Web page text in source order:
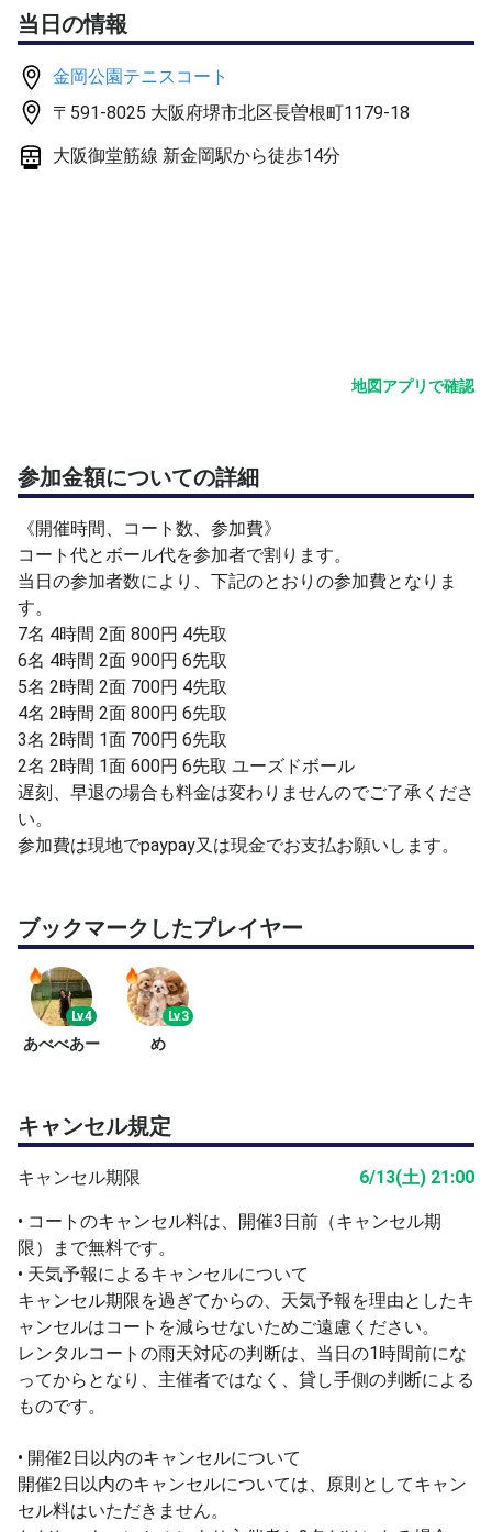
《開催時間・コート数・参加費》
コート代とボール代を参加者で割ります。
当日の参加者数により、下記のとおりの参加費となりま
す。
7名 4時間 2面 800円 4先取
・ショートラリー
・ロングラリー
・ボレーストローク
・サーブ＆リターン
《練習試合》
・試合ごとに4球までサーブリターン練習可能（任意）
・総当たり戦を実施（試合数は参加人数に応じて決定）
・試合結果は、勝者が総当たり表に記入し、まだ対戦して
いない相手と試合を進める
・主催者も試合に参加するため、試合進行は各自で行って
ください。
・主催者と2名だけでも開催します！ その場合、練習や試
合内容の希望があればご相談ください。
が、コート外ではお互いを尊重し、気持ちよくプレーでき
るようご協力ください。
・相手を見下したり、挑発的な行為、望まない指導やダメ
出しはトラブルの原因となるため禁止します。
・サーブ前にカウントのコールをお願いします。（カウン
トミス防止のため）
・体調が悪くなったら、無理せず申告してください。
い。
・コートの詳細は、承認時にお知らせします。
当日の情報
金岡公園テニスコート
〒591-8025 大阪府堺市北区長曽根町1179-18
大阪御堂筋線 新金岡駅から徒歩14分
地図アプリで確認
参加金額についての詳細
《開催時間、コート数、参加費》
コート代とボール代を参加者で割ります。
当日の参加者数により、下記のとおりの参加費となりま
す。
7名 4時間 2面 800円 4先取
6名 4時間 2面 900円 6先取
5名 2時間 2面 700円 4先取
4名 2時間 2面 800円 6先取
3名 2時間 1面 700円 6先取
2名 2時間 1面 600円 6先取 ユーズドボール
遅刻、早退の場合も料金は変わりませんのでご了承くださ
い。
参加費は現地でpaypay又は現金でお支払お願いします。
ブックマークしたプレイヤー
Lv.4
あべべあー
Lv.3
め
キャンセル規定
キャンセル期限 6/13(土) 21:00
• コートのキャンセル料は、開催3日前（キャンセル期
限）まで無料です。
• 天気予報によるキャンセルについて
キャンセル期限を過ぎてからの、天気予報を理由としたキ
ャンセルはコートを減らせないためご遠慮ください。
レンタルコートの雨天対応の判断は、当日の1時間前にな
ってからとなり、主催者ではなく、貸し手側の判断による
ものです。
• 開催2日以内のキャンセルについて
開催2日以内のキャンセルについては、原則としてキャン
セル料はいただきません。